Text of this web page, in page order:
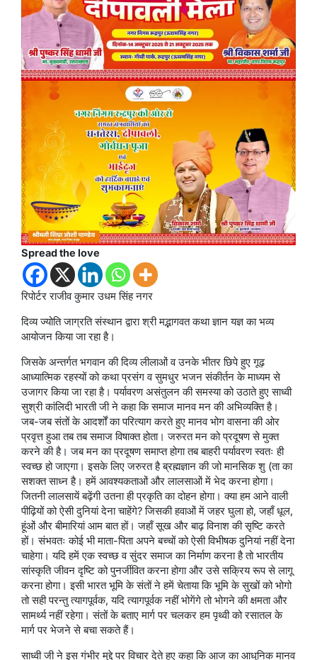
Spread the love
रिपोर्टर राजीव कुमार उधम सिंह नगर
दिव्य ज्योति जाग्रति संस्थान द्वारा श्री मद्भागवत कथा ज्ञान यज्ञ का भव्य
आयोजन किया जा रहा है।
जिसके अन्तर्गत भगवान की दिव्य लीलाओं व उनके भीतर छिपे हुए गूढ़
आध्यात्मिक रहस्यों को कथा प्रसंग व सुमधुर भजन संकीर्तन के माध्यम से
उजागर किया जा रहा है। पर्यावरण असंतुलन की समस्या को उठाते हुए साध्वी
सुश्री कांलिदी भारती जी ने कहा कि समाज मानव मन की अभिव्यक्ति है।
जब-जब संतों के आदर्शों का परित्याग करते हुए मानव भोग वासना की ओर
प्रवृत्त हुआ तब तब समाज विषाक्त होता। जरुरत मन को प्रदूषण से मुक्त
करने की है। जब मन का प्रदूषण समाप्त होगा तब बाहरी पर्यावरण स्वतः ही
स्वच्छ हो जाएगा। इसके लिए जरुरत है ब्रह्मज्ञान की जो मानसिक शु (ता का
सशक्त साध्न है। हमें आवश्यकताओं और लालसाओं में भेद करना होगा।
जितनी लालसायें बढ़ेंगी उतना ही प्रकृति का दोहन होगा। क्या हम आने वाली
पीढ़ियों को ऐसी दुनियां देना चाहेंगे? जिसकी हवाओं में जहर घुला हो, जहाँ धूल,
हूंओं और बीमारियां आम बात हों। जहाँ सूख और बाढ़ विनाश की सृष्टि करते
हों। संभवतः कोई भी माता-पिता अपने बच्चों को ऐसी विभीषक दुनियां नहीं देना
चाहेगा। यदि हमें एक स्वच्छ व सुंदर समाज का निर्माण करना है तो भारतीय
सांस्कृति जीवन दृष्टि को पुनर्जीवित करना होगा और उसे सक्रिय रूप से लागू
करना होगा। इसी भारत भूमि के संतों ने हमें चेताया कि भूमि के सुखों को भोगो
तो सही परन्तु त्यागपूर्वक, यदि त्यागपूर्वक नहीं भोगेंगे तो भोगने की क्षमता और
सामर्थ्य नहीं रहेगा। संतों के बताए मार्ग पर चलकर हम पृथ्वी को रसातल के
मार्ग पर भेजने से बचा सकते हैं।
साध्वी जी ने इस गंभीर मुद्दे पर विचार देते हुए कहा कि आज का आधुनिक मानव